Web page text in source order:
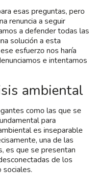
esas preguntas, pero
renuncia a seguir
a defender todas las
solución a esta
esfuerzo nos haría
e intentamos
ambiental
como las que se
para
es inseparable
una de las
es que se presentan
de los